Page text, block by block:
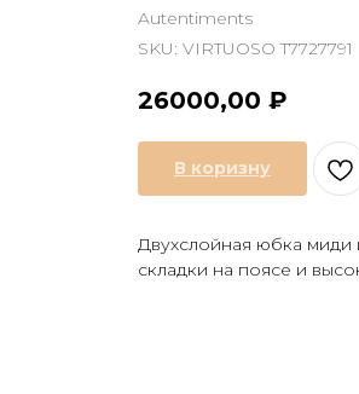
Autentiments
SKU: VIRTUOSO T7727791
26000,00 ₽
В коризну
Двухслойная юбка миди
складки на поясе и